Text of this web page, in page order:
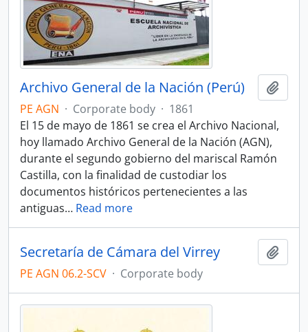
Archivo General de la Nación (Perú)
PE AGN · Corporate body · 1861
El 15 de mayo de 1861 se crea el Archivo Nacional,
hoy llamado Archivo General de la Nación (AGN),
durante el segundo gobierno del mariscal Ramón
Castilla, con la finalidad de custodiar los
documentos históricos pertenecientes a las
antiguas… Read more
Secretaría de Cámara del Virrey
PE AGN 06.2-SCV · Corporate body